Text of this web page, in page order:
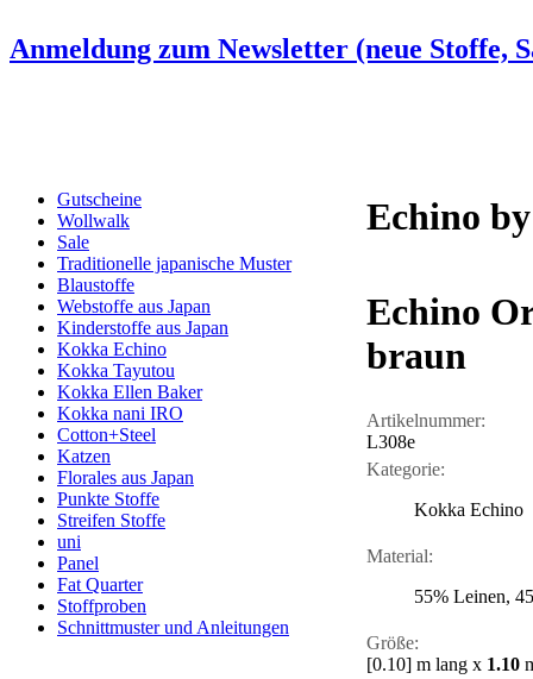
Anmeldung zum Newsletter (neue Stoffe,
Gutscheine
Wollwalk
Sale
Traditionelle japanische Muster
Blaustoffe
Webstoffe aus Japan
Kinderstoffe aus Japan
Kokka Echino
Kokka Tayutou
Kokka Ellen Baker
Kokka nani IRO
Cotton+Steel
Katzen
Florales aus Japan
Punkte Stoffe
Streifen Stoffe
uni
Panel
Fat Quarter
Stoffproben
Schnittmuster und Anleitungen
Echino
Echino
braun
Artikelnummer:
L308e
Kategorie:
Kokka Echino
Material:
55% Leinen,
Größe:
[0.10] m lang x 1.10